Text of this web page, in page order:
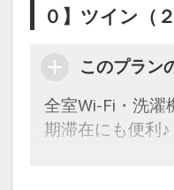
に必要な品・数
※旅行代金に含
連泊ポイント
●３連泊以上ご宿
さい。
【連泊するとお
連泊の場合、
１泊目より１泊
０】ツイン（２
このプラン
全室Wi-Fi・洗濯
期滞在にも便利♪